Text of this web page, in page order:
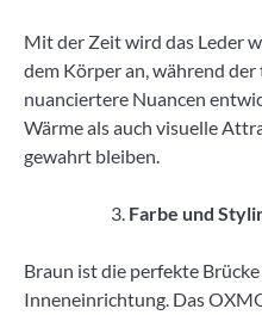
Mit der Zeit wird das Leder
dem Körper an, während
nuanciertere Nuancen
Wärme als auch visuelle
gewahrt bleiben.
Farbe und
Braun ist die perfekte
Inneneinrichtung. Das